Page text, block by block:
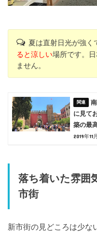
夏は直射日光が強く
ると涼しい場所です。
ません。
に見て
築の最
2019年11
落ち着いた雰囲
市街
新市街の見どころは少な